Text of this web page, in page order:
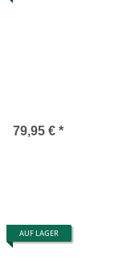
79,95 € *
AUF LAGER